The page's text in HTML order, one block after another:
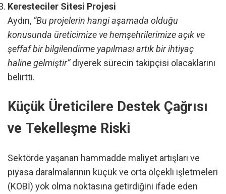
Keresteciler Sitesi Projesi
Aydın, “Bu projelerin hangi aşamada olduğu
konusunda üreticimize ve hemşehrilerimize açık ve
şeffaf bir bilgilendirme yapılması artık bir ihtiyaç
haline gelmiştir”diyerek sürecin takipçisi olacaklarını
belirtti.
Küçük Üreticilere Destek Çağrısı
ve Tekelleşme Riski
Sektörde yaşanan hammadde maliyet artışları ve
piyasa daralmalarının küçük ve orta ölçekli işletmeleri
(KOBİ) yok olma noktasına getirdiğini ifade eden